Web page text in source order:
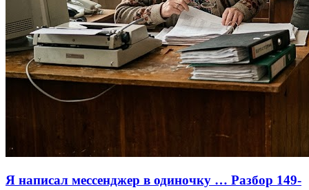
Я написал мессенджер в одиночку … Разбор 149-